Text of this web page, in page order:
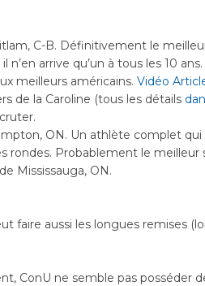
C-B. Définitivement le
arrive qu’un à tous les 10
meilleurs américains. Vidéo
de la Caroline (tous les détails
ON. Un athlète complet qui
rondes. Probablement le meilleur
Mississauga, ON.
faire aussi les longues remises
ConU ne semble pas posséder